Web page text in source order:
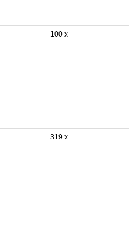
100 x
319 x